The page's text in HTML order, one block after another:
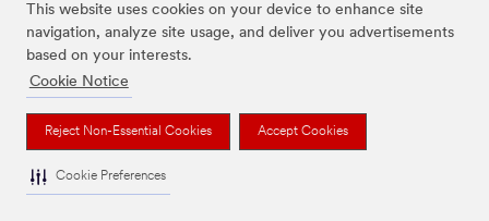
This website uses cookies on your device to enhance site
navigation, analyze site usage, and deliver you advertisements
based on your interests.
Cookie Notice
Reject Non-Essential Cookies Accept Cookies
Cookie Preferences